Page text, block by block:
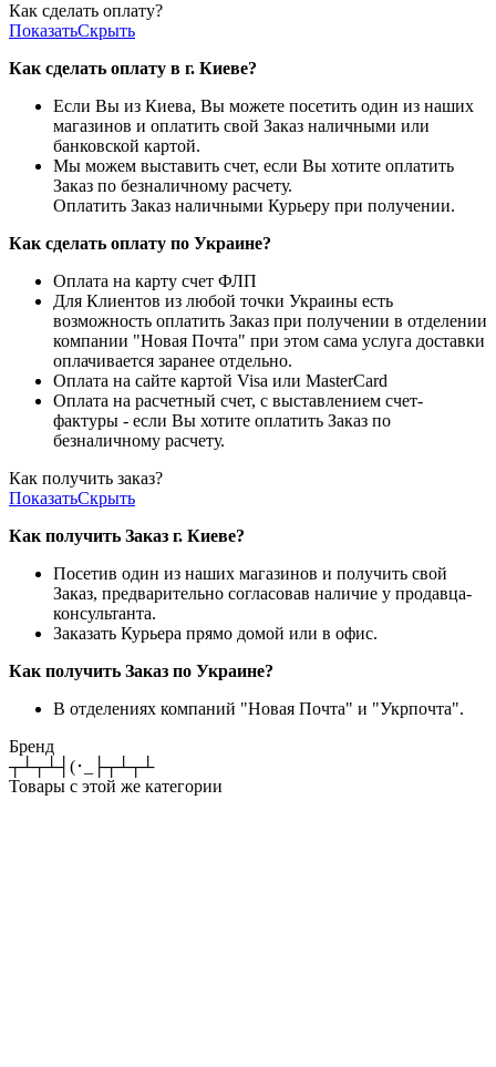
Как сделать оплату?
ПоказатьСкрыть
Как сделать оплату в г. Киеве?
Если Вы из Киева, Вы можете посетить один из наших
магазинов и оплатить свой Заказ наличными или
банковской картой.
Мы можем выставить счет, если Вы хотите оплатить
Заказ по безналичному расчету.
Оплатить Заказ наличными Курьеру при получении.
Как сделать оплату по Украине?
Оплата на карту счет ФЛП
Для Клиентов из любой точки Украины есть
возможность оплатить Заказ при получении в отделении
компании "Новая Почта" при этом сама услуга доставки
оплачивается заранее отдельно.
Оплата на сайте картой Visa или MasterCard
Оплата на расчетный счет, с выставлением счет-
фактуры - если Вы хотите оплатить Заказ по
безналичному расчету.
Как получить заказ?
ПоказатьСкрыть
Как получить Заказ г. Киеве?
Посетив один из наших магазинов и получить свой
Заказ, предварительно согласовав наличие у продавца-
консультанта.
Заказать Курьера прямо домой или в офис.
Как получить Заказ по Украине?
В отделениях компаний "Новая Почта" и "Укрпочта".
Бренд
┬┴┬┴┤(･_├┬┴┬┴
Товары с этой же категории